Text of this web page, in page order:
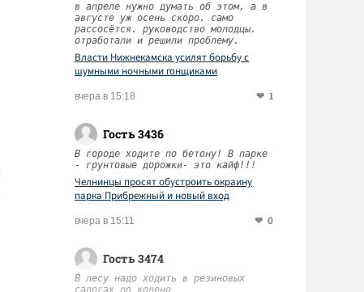
в апреле нужно думать об этом, а в
августе уж осень скоро. само
рассосётся. руководство молодцы.
отработали и решили проблему.
Власти Нижнекамска усилят борьбу с
шумными ночными гонщиками
вчера в 15:18 1
Гость 3436
В городе ходите по бетону! В парке
- грунтовые дорожки- это кайф!!!
Челнинцы просят обустроить окраину
парка Прибрежный и новый вход
вчера в 15:11 0
Гость 3474
В лесу надо ходить в резиновых
сапогах по колено